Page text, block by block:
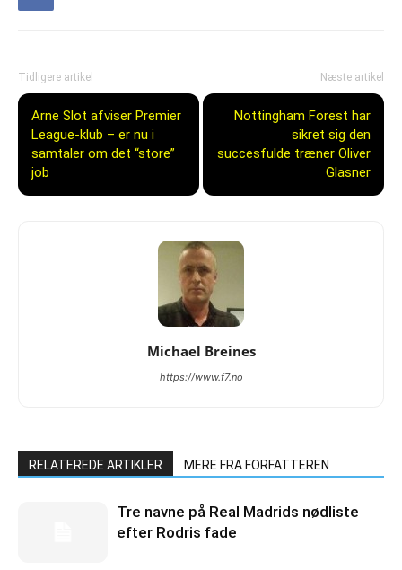
Tidligere artikel
Arne Slot afviser Premier
League-klub – er nu i
samtaler om det “store”
job
Næste artikel
Nottingham Forest har
sikret sig den
succesfulde træner Oliver
Glasner
Michael Breines
https://www.f7.no
RELATEREDE ARTIKLER MERE FRA FORFATTEREN
Tre navne på Real Madrids nødliste
efter Rodris fade